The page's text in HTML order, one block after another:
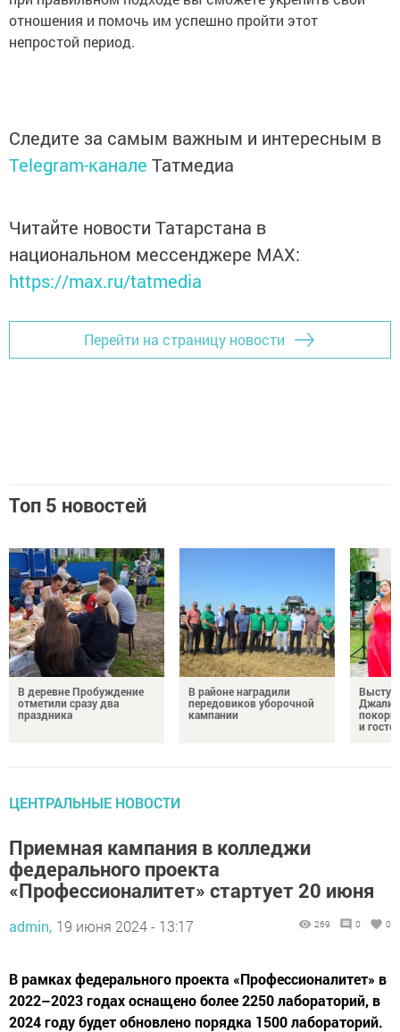
отношения и помочь им успешно пройти этот
непростой период.
Следите за самым важным и интересным в
Telegram-канале Татмедиа
Читайте новости Татарстана в
национальном мессенджере MАХ:
https://max.ru/tatmedia
Перейти на страницу новости
Топ 5 новостей
В деревне Пробуждение
отметили сразу два
праздника
В районе наградили
передовиков уборочной
кампании
и
ЦЕНТРАЛЬНЫЕ НОВОСТИ
Приемная кампания в колледжи
федерального проекта
«Профессионалитет» стартует 20 июня
admin, 19 июня 2024 - 13:17 269 0 0
В рамках федерального проекта «Профессионалитет» в
2022–2023 годах оснащено более 2250 лабораторий, в
2024 году будет обновлено порядка 1500 лабораторий.